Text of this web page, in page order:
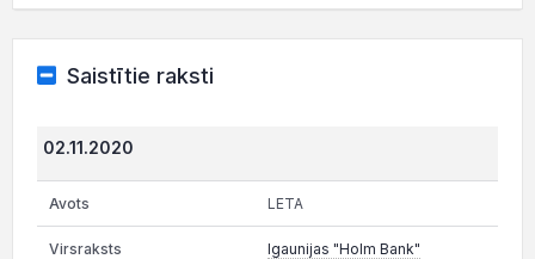
Saistītie raksti
02.11.2020
LETA
Igaunijas "Holm Bank"